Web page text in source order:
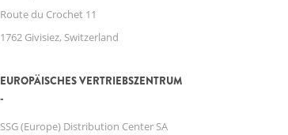
Route du Crochet 11
1762 Givisiez, Switzerland
EUROPÄISCHES VERTRIEBSZENTRUM
SSG (Europe) Distribution Center SA